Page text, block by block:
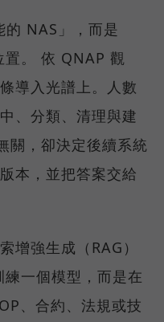
NAS」，而是
置。 依 QNAP 觀
導入光譜上。人數
、分類、清理與建
關，卻決定後續系統
本，並把答案交給
增強生成（RAG）
一個模型，而是在
、合約、法規或技